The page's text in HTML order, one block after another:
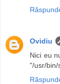
Ovidiu
Nici eu
"/usr/bin/